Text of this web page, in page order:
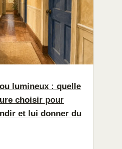
lumineux : quelle
choisir pour
et lui donner du